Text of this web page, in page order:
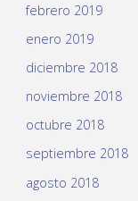
febrero 2019
enero 2019
diciembre 2018
noviembre 2018
octubre 2018
septiembre 2018
agosto 2018